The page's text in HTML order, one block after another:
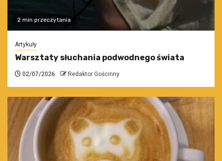
2 min przeczytania
Artykuły
Warsztaty słuchania podwodnego świata
02/07/2026 Redaktor Gościnny